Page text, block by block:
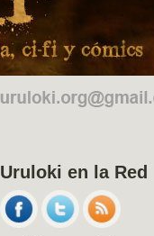
Uruloki en la Red